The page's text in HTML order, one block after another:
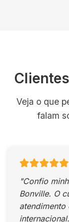
Clientes
Veja o que
falam
"Confio
Bonville. O